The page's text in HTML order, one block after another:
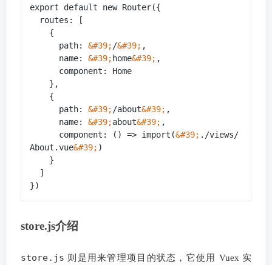
export default new Router({
routes: [
{
path: &#39; /&#39; ,
name: &#39; home&#39; ,
component: Home
},
{
path: &#39; /about&#39; ,
name: &#39;about&#39; ,
component: () => import(&#39; ./views/
About.vue&#39; )
}
]
})
store.js介绍
store.js 则是用来管理项目的状态，它使用 Vuex 实